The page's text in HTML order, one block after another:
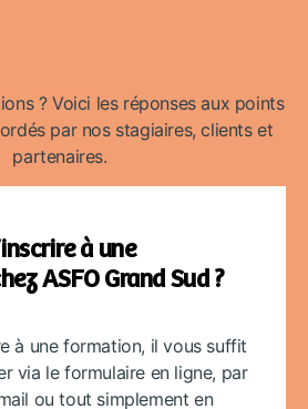
? Voici les réponses aux points
par nos stagiaires, clients et
partenaires.
à une
ASFO Grand Sud ?
à une formation, il vous suffit
via le formulaire en ligne, par
ou tout simplement en